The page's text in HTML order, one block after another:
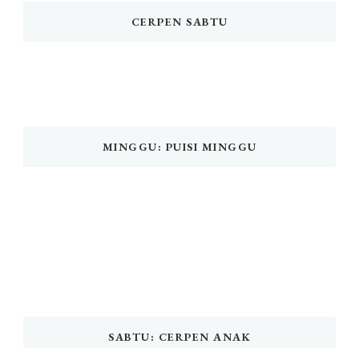
CERPEN SABTU
MINGGU: PUISI MINGGU
SABTU: CERPEN ANAK